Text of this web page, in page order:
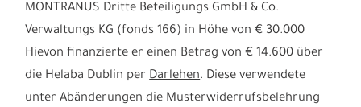
MONTRANUS Dritte Beteiligungs GmbH & Co.
Verwaltungs KG (fonds 166) in Höhe von € 30.000
Hievon finanzierte er einen Betrag von € 14.600 über
die Helaba Dublin perDarlehen. Diese verwendete
unter Abänderungen die Musterwiderrufsbelehrung